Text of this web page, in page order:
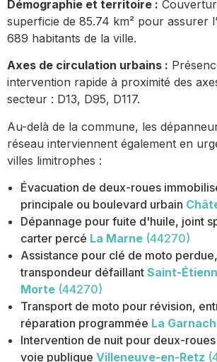
Démographie et territoire :
superficie de 85.74 km² pour assurer
689 habitants de la ville.
Axes de circulation urbains :
intervention rapide à proximité des
secteur : D13, D95, D117.
Au-delà de la commune, les
réseau interviennent également en
villes limitrophes :
Évacuation de deux-roues
principale ou boulevard urbain
Dépannage pour fuite d'huile, joint
carter percé La Marne (44270)
Assistance pour clé de moto
transpondeur défaillant Saint-
Morte (44270)
Transport de moto pour révision,
réparation programmée La
Intervention de nuit pour deux-
voie publique Villeneuve-en-Retz